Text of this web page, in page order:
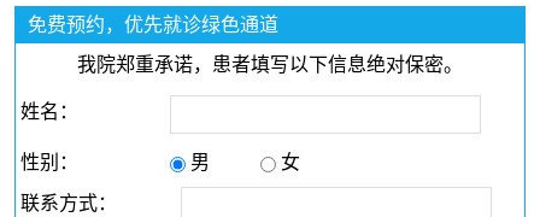
免费预约，优先就诊绿色通道
我院郑重承诺，患者填写以下信息绝对保密。
姓名：
性别： 男
女
联系方式：